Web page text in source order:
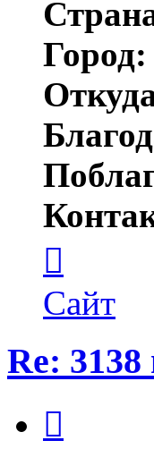
Город:
пользователя
Lmitry
Сайт
Re: